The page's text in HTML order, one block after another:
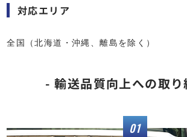
対応エリア
全国（北海道・沖縄、離島を除く）
輸送品質向上への取り
01